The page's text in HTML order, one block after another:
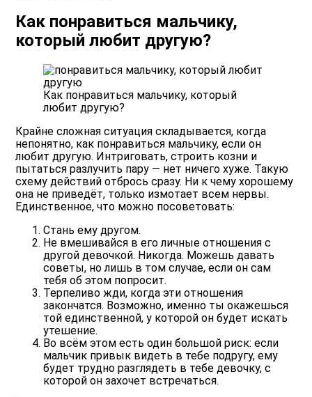
Как понравиться мальчику,
который любит другую?
Как понравиться мальчику, который
любит другую?
Крайне сложная ситуация складывается, когда
непонятно, как понравиться мальчику, если он
любит другую. Интриговать, строить козни и
пытаться разлучить пару — нет ничего хуже. Такую
схему действий отбрось сразу. Ни к чему хорошему
она не приведёт, только измотает всем нервы.
Единственное, что можно посоветовать:
Стань ему другом.
Не вмешивайся в его личные отношения с
другой девочкой. Никогда. Можешь давать
советы, но лишь в том случае, если он сам
тебя об этом попросит.
Терпеливо жди, когда эти отношения
закончатся. Возможно, именно ты окажешься
той единственной, у которой он будет искать
утешение.
Во всём этом есть один большой риск: если
мальчик привык видеть в тебе подругу, ему
будет трудно разглядеть в тебе девочку, с
которой он захочет встречаться.